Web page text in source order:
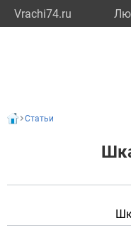
Vrachi74.ru
Статьи